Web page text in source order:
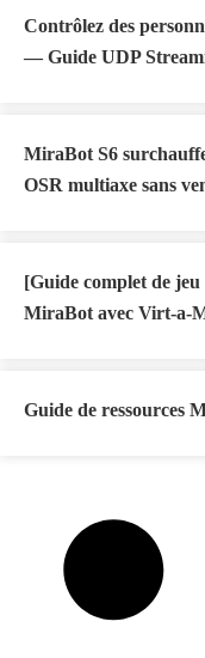
Contrôlez des
— Guide UDP
MiraBot S6
OSR multiaxe sans
[Guide complet de
MiraBot avec Virt-a-
Guide de ressources